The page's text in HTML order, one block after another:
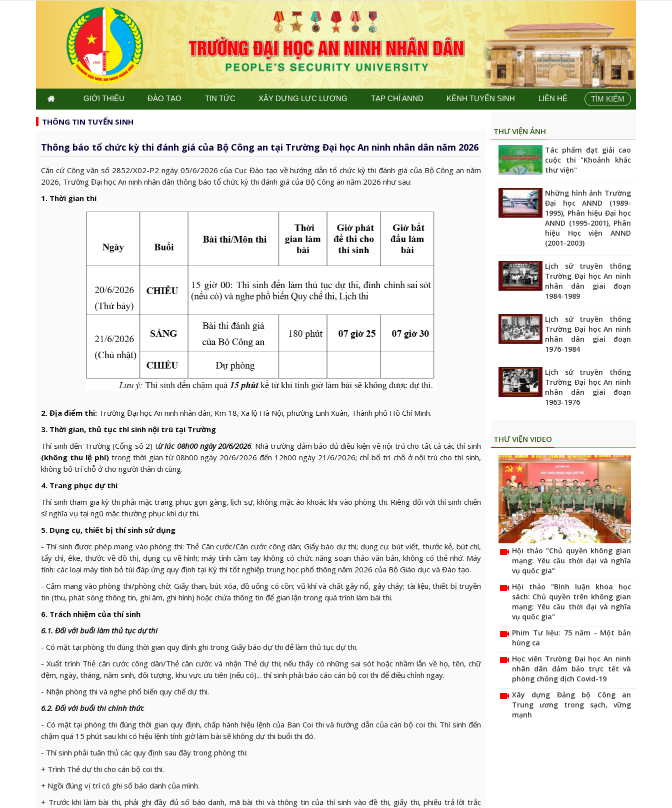
GIỚI THIỆU ĐÀO TẠO TIN TỨC XÂY DỰNG LỰC LƯỢNG TẠP CHÍ ANND KÊNH TUYỂN SINH LIÊN HỆ TÌM KIẾM
THÔNG TIN TUYỂN SINH
Thông báo tổ chức kỳ thi đánh giá của Bộ Công an tại Trường Đại học An ninh nhân dân năm 2026
Căn cứ Công văn số 2852/X02-P2 ngày 05/6/2026 của Cục Đào tạo về hướng dẫn tổ chức kỳ thi đánh giá của Bộ Công an năm
2026, Trường Đại học An ninh nhân dân thông báo tổ chức kỳ thi đánh giá của Bộ Công an năm 2026 như sau:
1. Thời gian thi
2. Địa điểm thi: Trường Đại học An ninh nhân dân, Km 18, Xa lộ Hà Nội, phường Linh Xuân, Thành phố Hồ Chí Minh.
3. Thời gian, thủ tục thí sinh nội trú tại Trường
Thí sinh đến Trường (Cổng số 2) từ lúc 08h00 ngày 20/6/2026. Nhà trường đảm bảo đủ điều kiện về nội trú cho tất cả các thí sinh
(không thu lệ phí)trong thời gian từ 08h00 ngày 20/6/2026 đến 12h00 ngày 21/6/2026; chỉ bố trí chỗ ở nội trú cho thí sinh,
không bố trí chỗ ở cho người thân đi cùng.
4. Trang phục dự thi
Thí sinh tham gia kỳ thi phải mặc trang phục gọn gàng, lịch sự, không mặc áo khoác khi vào phòng thi. Riêng đối với thí sinh chiến
sĩ nghĩa vụ tại ngũ mặc thường phục khi dự thi.
5. Dụng cụ, thiết bị thí sinh sử dụng
- Thí sinh được phép mang vào phòng thi: Thẻ Căn cước/Căn cước công dân; Giấy báo dự thi; dụng cụ: bút viết, thước kẻ, bút chì,
tẩy chì, êke, thước vẽ đồ thị, dụng cụ vẽ hình; máy tính cầm tay không có chức năng soạn thảo văn bản, không có thẻ nhớ. Máy
tính: các loại máy tính bỏ túi đáp ứng quy định tại Kỳ thi tốt nghiệp trung học phổ thông năm 2026 của Bộ Giáo dục và Đào tạo.
- Cấm mang vào phòng thi/phòng chờ: Giấy than, bút xóa, đồ uống có cồn; vũ khí và chất gây nổ, gây cháy; tài liệu, thiết bị truyền
tin (thu, phát sóng thông tin, ghi âm, ghi hình) hoặc chứa thông tin để gian lận trong quá trình làm bài thi.
6. Trách nhiệm của thí sinh
6.1. Đối với buổi làm thủ tục dự thi
- Có mặt tại phòng thi đúng thời gian quy định ghi trong Giấy báo dự thi để làm thủ tục dự thi.
- Xuất trình Thẻ căn cước công dân/Thẻ căn cước và nhận Thẻ dự thi; nếu thấy có những sai sót hoặc nhầm lẫn về họ, tên, chữ
đệm, ngày, tháng, năm sinh, đối tượng, khu vực ưu tiên (nếu có)... thí sinh phải báo cáo cán bộ coi thi để điều chỉnh ngay.
- Nhận phòng thi và nghe phổ biến quy chế dự thi.
6.2. Đối với buổi thi chính thức
- Có mặt tại phòng thi đúng thời gian quy định, chấp hành hiệu lệnh của Ban Coi thi và hướng dẫn của cán bộ coi thi. Thí sinh đến
chậm quá 15 phút sau khi có hiệu lệnh tính giờ làm bài sẽ không dự thi buổi thi đó.
- Thí sinh phải tuân thủ các quy định sau đây trong phòng thi:
+ Trình Thẻ dự thi cho cán bộ coi thi.
+ Ngồi đúng vị trí có ghi số báo danh của mình.
+ Trước khi làm bài thi, phải ghi đầy đủ số báo danh, mã bài thi và thông tin của thí sinh vào đề thi, giấy thi, phiếu trả lời trắc
THƯ VIỆN ẢNH
Tác phẩm đạt giải cao
cuộc thi "Khoảnh khắc
thư viện"
Những hình ảnh Trường
Đại học ANND (1989-
1995), Phân hiệu Đại học
ANND (1995-2001), Phân
hiệu Học viện ANND
(2001-2003)
Lịch sử truyền thống
Trường Đại học An ninh
nhân dân giai đoạn
1984-1989
Lịch sử truyền thống
Trường Đại học An ninh
nhân dân giai đoạn
1976-1984
Lịch sử truyền thống
Trường Đại học An ninh
nhân dân giai đoạn
1963-1976
THƯ VIỆN VIDEO
videocam Hội thảo "Chủ quyền không gian
mạng: Yêu cầu thời đại và nghĩa
vụ quốc gia”
videocam Hội thảo "Bình luận khoa học
sách: Chủ quyền trên không gian
mạng: Yêu cầu thời đại và nghĩa
vụ quốc gia"
videocam Phim Tư liệu: 75 năm - Một bản
hùng ca
videocam Học viên Trường Đại học An ninh
nhân dân đảm bảo trực tết và
phòng chống dịch Covid-19
videocam Xây dựng Đảng bộ Công an
Trung ương trong sạch, vững
mạnh